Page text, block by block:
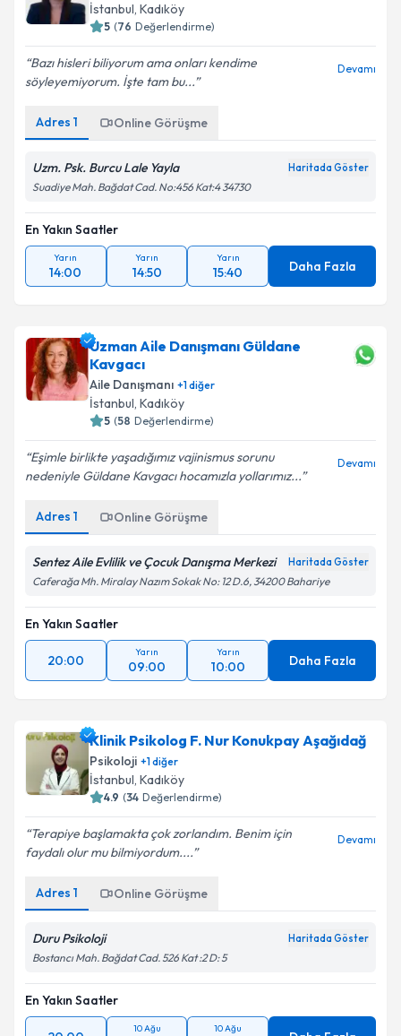
İstanbul, Kadıköy
5 (76 Değerlendirme)
Bazı hisleri biliyorum ama onları kendime
söyleyemiyorum. İşte tam bu...
Devamı
Adres 1 Online Görüşme
Uzm. Psk. Burcu Lale Yayla Haritada Göster
Suadiye Mah. Bağdat Cad. No:456 Kat:4 34730
En Yakın Saatler
Yarın
14:00
Yarın
14:50
Yarın
15:40 Daha Fazla
Uzman Aile Danışmanı Güldane
Kavgacı
Aile Danışmanı +1diğer
İstanbul, Kadıköy
5 (58 Değerlendirme)
Eşimle birlikte yaşadığımız vajinismus sorunu
nedeniyle Güldane Kavgacı hocamızla yollarımız...
Devamı
Adres 1 Online Görüşme
Sentez Aile Evlilik ve Çocuk Danışma Merkezi Haritada Göster
Caferağa Mh. Miralay Nazım Sokak No: 12 D.6, 34200 Bahariye
En Yakın Saatler
20:00
Yarın
09:00
Yarın
10:00 Daha Fazla
Klinik Psikolog F. Nur Konukpay Aşağıdağ
Psikoloji +1diğer
İstanbul, Kadıköy
4.9 (34 Değerlendirme)
Terapiye başlamakta çok zorlandım. Benim için
faydalı olur mu bilmiyordum....
Devamı
Adres 1 Online Görüşme
Duru Psikoloji Haritada Göster
Bostancı Mah. Bağdat Cad. 526 Kat :2 D: 5
En Yakın Saatler
10 Ağu 10 Ağu